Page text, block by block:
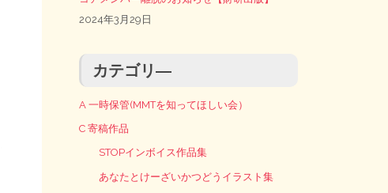
2024年3月29日
カテゴリ―
A 一時保管(MMTを知ってほしい会）
C 寄稿作品
STOPインボイス作品集
あなたとけーざいかつどうイラスト集